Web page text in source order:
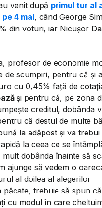
venit după primul tur al
4 mai, când George
din voturi, iar Nicușor
profesor de economie
de scumpiri, pentru că și
cu 0,45% față de
și pentru că, pe zona
creditul, dobânda
că destul de multe
la adăpost și va trebui
la ceea ce se
mult dobânda înainte să
ajunge să vedem o
al doilea al alegerilor
păcate, trebuie să spun
cu modul în care